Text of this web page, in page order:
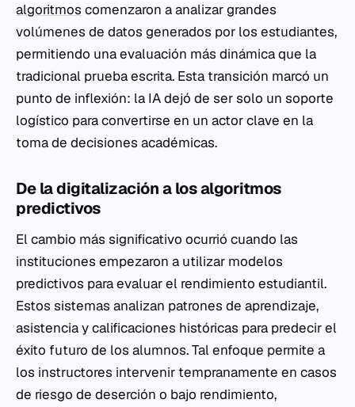
algoritmos comenzaron a analizar grandes
volúmenes de datos generados por los estudiantes,
permitiendo una evaluación más dinámica que la
tradicional prueba escrita. Esta transición marcó un
punto de inflexión: la IA dejó de ser solo un soporte
logístico para convertirse en un actor clave en la
toma de decisiones académicas.
De la digitalización a los algoritmos
predictivos
El cambio más significativo ocurrió cuando las
instituciones empezaron a utilizar modelos
predictivos para evaluar el rendimiento estudiantil.
Estos sistemas analizan patrones de aprendizaje,
asistencia y calificaciones históricas para predecir el
éxito futuro de los alumnos. Tal enfoque permite a
los instructores intervenir tempranamente en casos
de riesgo de deserción o bajo rendimiento,